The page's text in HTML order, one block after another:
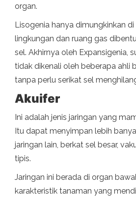
organ.
Lisogenia hanya dimungkinkan
lingkungan dan ruang gas
sel. Akhirnya oleh Expansigenia,
tidak dikenali oleh beberapa ahli
tanpa perlu serikat sel
Akuifer
Ini adalah jenis jaringan yang
Itu dapat menyimpan lebih
jaringan lain, berkat sel besar,
tipis.
Jaringan ini berada di organ
karakteristik tanaman yang